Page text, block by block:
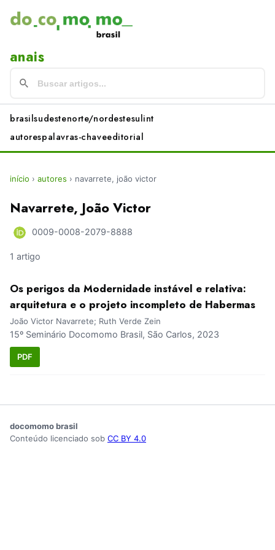
anais
brasilsudestenorte/nordestesulint
autorespalavras-chaveeditorial
início › autores › navarrete, joão victor
Navarrete, João Victor
0009-0008-2079-8888
1 artigo
Os perigos da Modernidade instável e relativa:
arquitetura e o projeto incompleto de Habermas
João Victor Navarrete; Ruth Verde Zein
15º Seminário Docomomo Brasil, São Carlos, 2023
PDF
docomomo brasil
Conteúdo licenciado sob CC BY 4.0